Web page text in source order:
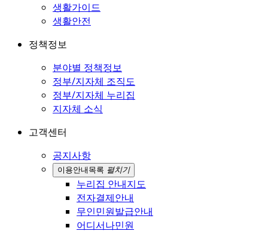
생활가이드
생활안전
정책정보
분야별 정책정보
정부/지자체 조직도
정부/지자체 누리집
지자체 소식
고객센터
공지사항
이용안내 목록 펼치기
누리집 안내지도
전자결제안내
무인민원발급안내
어디서나민원